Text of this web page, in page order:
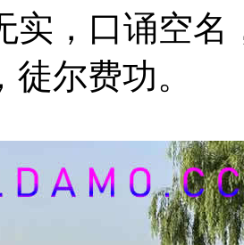
实，口诵空
尔费功。